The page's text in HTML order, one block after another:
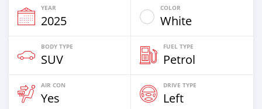
YEAR
2025
COLOR
White
BODY TYPE
SUV
FUEL TYPE
Petrol
AIR CON
Yes
DRIVE TYPE
Left